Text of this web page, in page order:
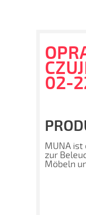
02-
MUNA
zur
Möbeln